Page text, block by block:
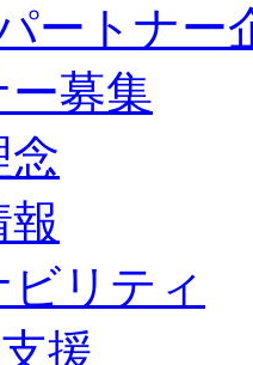
ートナー
募集
念
リティ
援